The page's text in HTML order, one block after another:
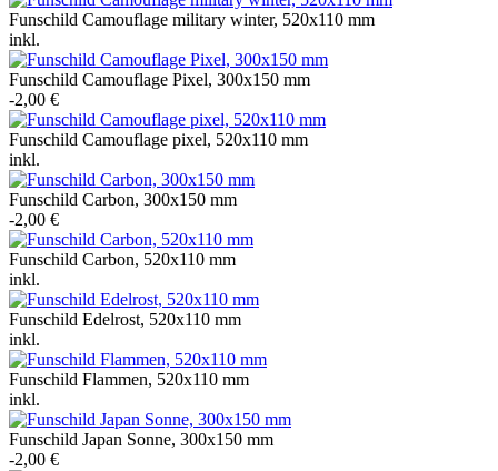
Funschild Camouflage military winter, 520x110 mm
inkl.
Funschild Camouflage Pixel, 300x150 mm
-2,00 €
Funschild Camouflage pixel, 520x110 mm
inkl.
Funschild Carbon, 300x150 mm
-2,00 €
Funschild Carbon, 520x110 mm
inkl.
Funschild Edelrost, 520x110 mm
inkl.
Funschild Flammen, 520x110 mm
inkl.
Funschild Japan Sonne, 300x150 mm
-2,00 €